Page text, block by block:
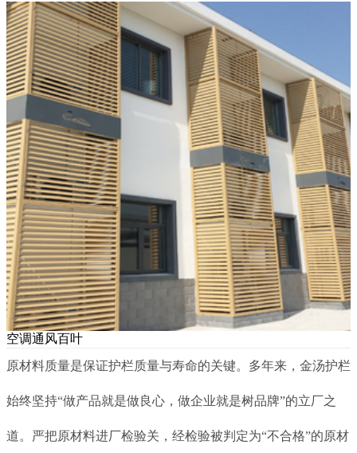
空调通风百叶
原材料质量是保证护栏质量与寿命的关键。多年来，金汤护栏
始终坚持“做产品就是做良心，做企业就是树品牌”的立厂之
道。严把原材料进厂检验关，经检验被判定为“不合格”的原材